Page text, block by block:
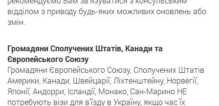
відділом з приводу будь-яких можливих оновлень або
змін.
Громадяни Сполучених Штатів, Канади та
Європейського Союзу
Громадяни Європейського Союзу, Сполучених Штатів
Америки, Канади, Швейцарії, Ліхтенштейну, Норвегії,
Японії, Андорри, Ісландії, Монако, Сан-Марино НЕ
потребують візи для в'їзду в Україну, якщо час їх